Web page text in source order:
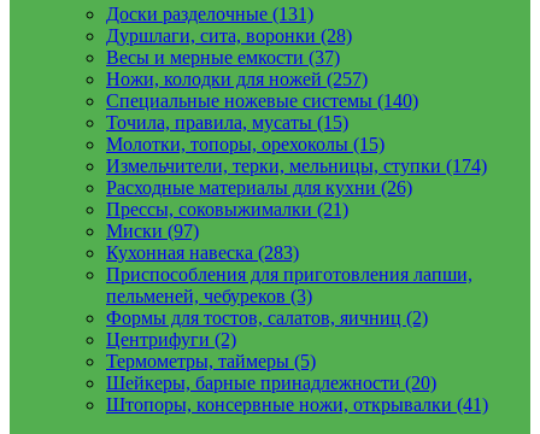
Доски разделочные (131)
Дуршлаги, сита, воронки (28)
Весы и мерные емкости (37)
Ножи, колодки для ножей (257)
Специальные ножевые системы (140)
Точила, правила, мусаты (15)
Молотки, топоры, орехоколы (15)
Измельчители, терки, мельницы, ступки (174)
Расходные материалы для кухни (26)
Прессы, соковыжималки (21)
Миски (97)
Кухонная навеска (283)
Приспособления для приготовления лапши,
пельменей, чебуреков (3)
Формы для тостов, салатов, яичниц (2)
Центрифуги (2)
Термометры, таймеры (5)
Шейкеры, барные принадлежности (20)
Штопоры, консервные ножи, открывалки (41)